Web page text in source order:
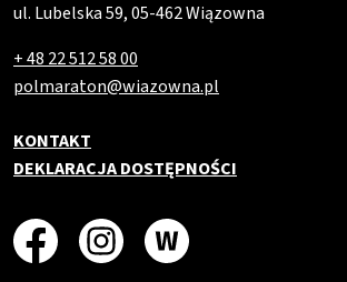
ul. Lubelska 59, 05-462 Wiązowna
+ 48 22 512 58 00
polmaraton@wiazowna.pl
KONTAKT
DEKLARACJA DOSTĘPNOŚCI